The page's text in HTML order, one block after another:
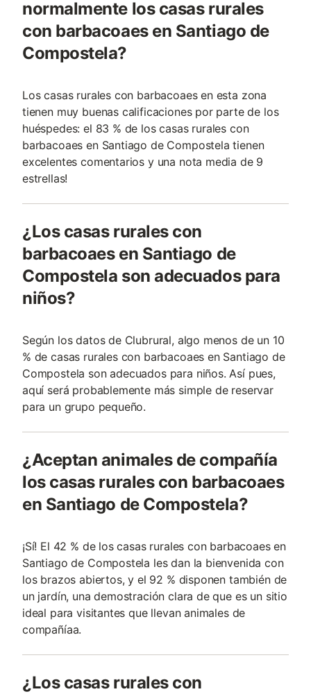
normalmente los casas rurales
con barbacoaes en Santiago de
Compostela?
Los casas rurales con barbacoaes en esta zona
tienen muy buenas calificaciones por parte de los
huéspedes: el 83 % de los casas rurales con
barbacoaes en Santiago de Compostela tienen
excelentes comentarios y una nota media de 9
estrellas!
¿Los casas rurales con
barbacoaes en Santiago de
Compostela son adecuados para
niños?
Según los datos de Clubrural, algo menos de un 10
% de casas rurales con barbacoaes en Santiago de
Compostela son adecuados para niños. Así pues,
aquí será probablemente más simple de reservar
para un grupo pequeño.
¿Aceptan animales de compañía
los casas rurales con barbacoaes
en Santiago de Compostela?
¡Sí! El 42 % de los casas rurales con barbacoaes en
Santiago de Compostela les dan la bienvenida con
los brazos abiertos, y el 92 % disponen también de
un jardín, una demostración clara de que es un sitio
ideal para visitantes que llevan animales de
compañía­a.
¿Los casas rurales con